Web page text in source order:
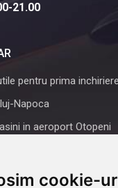
cookie-
21.00
pentru prima inchiriere
Napoca
in aeroport Otopeni